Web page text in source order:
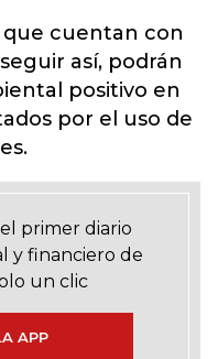
que cuentan con
así, podrán
positivo en
por el uso de
primer diario
y financiero de
un clic
APP